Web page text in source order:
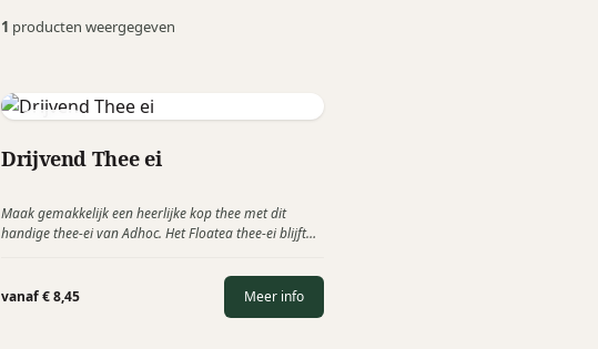
1 producten weergegeven
Adhoc
Drijvend Thee ei
Maak gemakkelijk een heerlijke kop thee met dit
handige thee-ei van Adhoc. Het Floatea thee-ei blijft
maken van een smaakvolle kop thee hoeft u enkel de
theebladeren in het thee-ei te doen.
vanaf € 8,45 Meer info